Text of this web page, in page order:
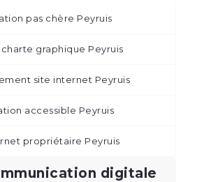
pas chère Peyruis
graphique Peyruis
site internet Peyruis
accessible Peyruis
propriétaire Peyruis
digitale